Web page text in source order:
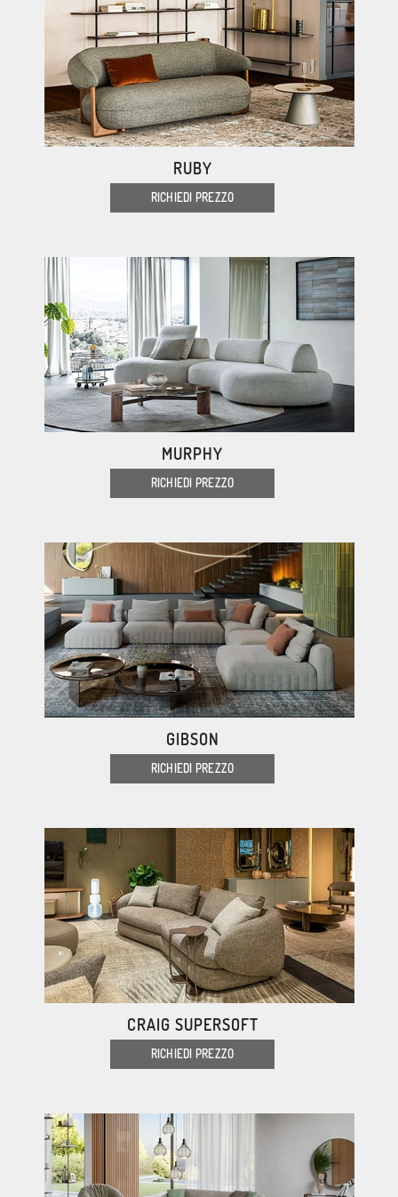
RUBY
RICHIEDI PREZZO
MURPHY
RICHIEDI PREZZO
GIBSON
RICHIEDI PREZZO
CRAIG SUPERSOFT
RICHIEDI PREZZO